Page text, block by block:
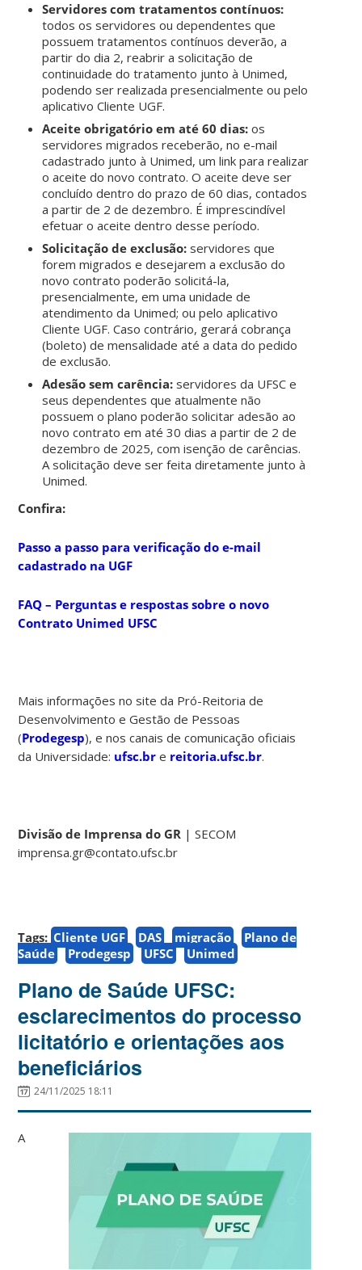
Servidores com tratamentos contínuos:
todos os servidores ou dependentes que
possuem tratamentos contínuos deverão, a
partir do dia 2, reabrir a solicitação de
continuidade do tratamento junto à Unimed,
podendo ser realizada presencialmente ou pelo
aplicativo Cliente UGF.
Aceite obrigatório em até 60 dias: os
servidores migrados receberão, no e-mail
cadastrado junto à Unimed, um link para realizar
o aceite do novo contrato. O aceite deve ser
concluído dentro do prazo de 60 dias, contados
a partir de 2 de dezembro. É imprescindível
efetuar o aceite dentro desse período.
Solicitação de exclusão: servidores que
forem migrados e desejarem a exclusão do
novo contrato poderão solicitá-la,
presencialmente, em uma unidade de
atendimento da Unimed; ou pelo aplicativo
Cliente UGF. Caso contrário, gerará cobrança
(boleto) de mensalidade até a data do pedido
de exclusão.
Adesão sem carência: servidores da UFSC e
seus dependentes que atualmente não
possuem o plano poderão solicitar adesão ao
novo contrato em até 30 dias a partir de 2 de
dezembro de 2025, com isenção de carências.
A solicitação deve ser feita diretamente junto à
Unimed.
Confira:
Passo a passo para verificação do e-mail
cadastrado na UGF
FAQ – Perguntas e respostas sobre o novo
Contrato Unimed UFSC
Mais informações no site da Pró-Reitoria de
Desenvolvimento e Gestão de Pessoas
(Prodegesp), e nos canais de comunicação oficiais
da Universidade: ufsc.br e reitoria.ufsc.br.
Divisão de Imprensa do GR | SECOM
imprensa.gr@contato.ufsc.br
Tags: Cliente UGF DAS migração
Plano de
Saúde
Prodegesp UFSC Unimed
Plano de Saúde UFSC:
esclarecimentos do processo
licitatório e orientações aos
beneficiários
24/11/2025 18:11
A